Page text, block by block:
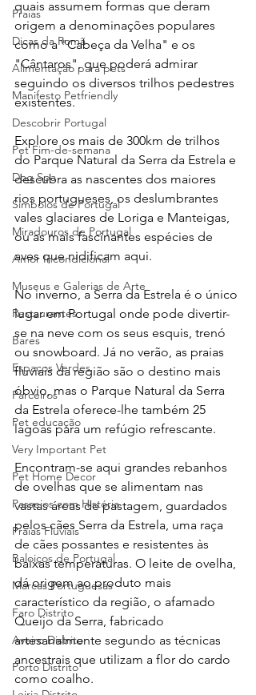
Praias
Dicas da Romã
Alimentação para pets
Manifesto Petfriendly
Descobrir Portugal
Pet Fim-de-semana
Dog Spa
Símbolos de Portugal
Miradouros de Portugal
Amor Incondicional
Museus e Galerias de Arte
Restaurantes
Bares
Espaços Verdes
Parceiros
Pet educação
Very Important Pet
Pet Home Decor
Passeios com História
Praias Fluviais
Baloiços de Portugal
Marcas Portuguesas
Faro Distrito
Aveiro Distrito
Porto Distrito
quais assumem formas que deram
origem a denominações populares
como a "Cabeça da Velha" e os
"Cântaros", que poderá admirar
seguindo os diversos trilhos pedestres
existentes.
Explore os mais de 300km de trilhos
do Parque Natural da Serra da Estrela e
descubra as nascentes dos maiores
rios portugueses, os deslumbrantes
vales glaciares de Loriga e Manteigas,
ou as mais fascinantes espécies de
aves que nidificam aqui.
No inverno, a Serra da Estrela é o único
lugar em Portugal onde pode divertir-
se na neve com os seus esquis, trenó
ou snowboard. Já no verão, as praias
fluviais da região são o destino mais
óbvio, mas o Parque Natural da Serra
da Estrela oferece-lhe também 25
lagoas para um refúgio refrescante.
Encontram-se aqui grandes rebanhos
de ovelhas que se alimentam nas
vastas áreas de pastagem, guardados
pelos cães Serra da Estrela, uma raça
de cães possantes e resistentes às
baixas temperaturas. O leite de ovelha,
dá origem ao produto mais
característico da região, o afamado
Queijo da Serra, fabricado
artesanalmente segundo as técnicas
ancestrais que utilizam a flor do cardo
como coalho.